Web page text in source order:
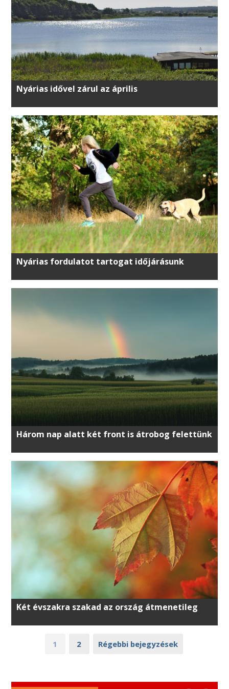
Nyárias idővel zárul az április
Nyárias fordulatot tartogat időjárásunk
Három nap alatt két front is átrobog felettünk
Két évszakra szakad az ország átmenetileg
1 2 Régebbi bejegyzések